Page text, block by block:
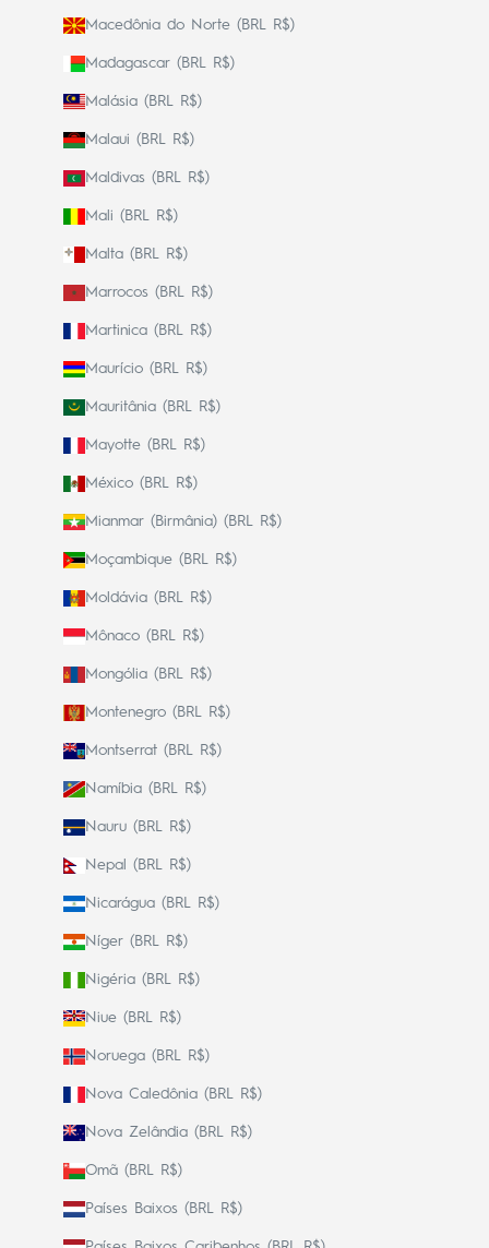
Macedônia do Norte (BRL R$)
Madagascar (BRL R$)
Malásia (BRL R$)
Malaui (BRL R$)
Maldivas (BRL R$)
Mali (BRL R$)
Malta (BRL R$)
Marrocos (BRL R$)
Martinica (BRL R$)
Maurício (BRL R$)
Mauritânia (BRL R$)
Mayotte (BRL R$)
México (BRL R$)
Mianmar (Birmânia) (BRL R$)
Moçambique (BRL R$)
Moldávia (BRL R$)
Mônaco (BRL R$)
Mongólia (BRL R$)
Montenegro (BRL R$)
Montserrat (BRL R$)
Namíbia (BRL R$)
Nauru (BRL R$)
Nepal (BRL R$)
Nicarágua (BRL R$)
Níger (BRL R$)
Nigéria (BRL R$)
Niue (BRL R$)
Noruega (BRL R$)
Nova Caledônia (BRL R$)
Nova Zelândia (BRL R$)
Omã (BRL R$)
Países Baixos (BRL R$)